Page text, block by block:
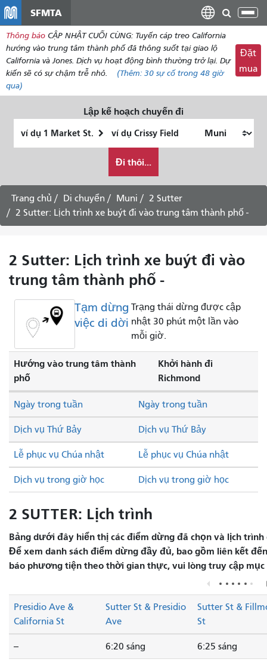
dung
SFMTA
Thông báo CẬP NHẬT CUỐI CÙNG: Tuyến cáp treo California
hướng vào trung tâm thành phố đã thông suốt tại giao lộ
California và Jones. Dịch vụ hoạt động bình thường trở lại. Dự
kiến ​​sẽ có sự chậm trễ nhỏ.
(Thêm: 30 sự cố trong 48 giờ
qua)
Đặt
mua
Lập kế hoạch chuyến đi
thúc
muốn
đi
du
lịch
như
nào
Đi thôi...
Trang chủ Di chuyển Muni
2 Sutter
2 Sutter: Lịch trình xe buýt đi vào trung tâm thành phố -
2 Sutter: Lịch trình xe buýt đi vào
trung tâm thành phố -
Tạm dừng
việc di dời
Trạng thái dừng được cập
nhật 30 phút một lần vào
mỗi giờ.
Hướng vào trung tâm thành
phố
Khởi hành đi
Richmond
Dịch vụ Thứ Bảy Dịch vụ Thứ Bảy
Lễ phục vụ Chúa nhật Lễ phục vụ Chúa nhật
Ngày trong tuần Ngày trong tuần
Dịch vụ trong giờ học Dịch vụ trong giờ học
2 SUTTER: Lịch trình
Bảng dưới đây hiển thị các điểm dừng đã chọn và lịch
Để xem danh sách điểm dừng đầy đủ, bao gồm liên kết
báo phương tiện theo thời gian thực, vui lòng truy cập mục
Presidio Ave &
California St
Sutter St & Presidio
Ave
Sutter St &
St
-- 6:20 sáng 6:25 sáng